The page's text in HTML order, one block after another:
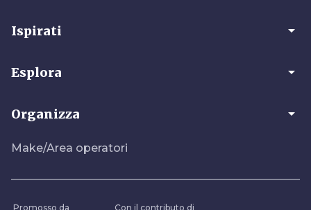
Ispirati arrow_drop_down
Esplora arrow_drop_down
Organizza arrow_drop_down
Make/Area operatori
Promosso da Con il contributo di